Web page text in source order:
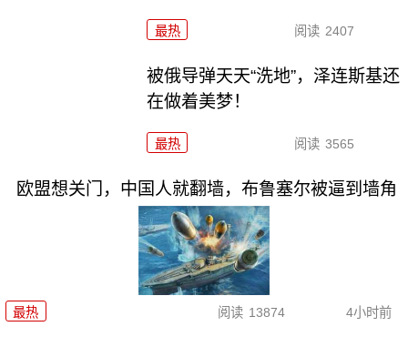
最热 阅读 2407
被俄导弹天天“洗地”，泽连斯基还
在做着美梦！
最热 阅读 3565
欧盟想关门，中国人就翻墙，布鲁塞尔被逼到墙角
最热 阅读 13874 4小时前